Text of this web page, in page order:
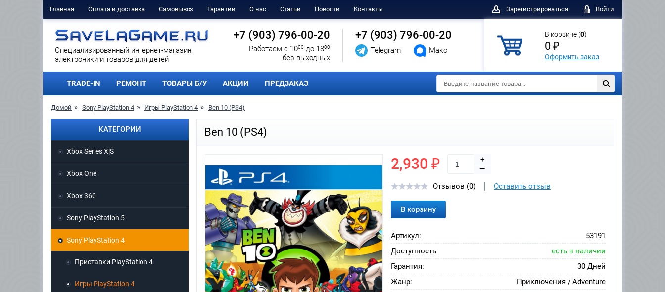
Главная Оплата и доставка Самовывоз Гарантии О нас Статьи Новости Контакты Зарегистрироваться Войти
Cпециализированный интернет-магазин
электроники и товаров для детей
+7 (903) 796-00-20
Работаем с 1000 до 1800
без выходных
+7 (903) 796-00-20
Telegram Макс
В корзине (0)
0 ₽
Оформить заказ
TRADE-IN РЕМОНТ ТОВАРЫ Б/У АКЦИИ ПРЕДЗАКАЗ
Домой Sony PlayStation 4 Игры PlayStation 4 Ben 10 (PS4)
Ben 10 (PS4)
2,930 ₽
+
—
Отзывов (0)
Оставить отзыв
В корзину
Артикул:
53191
Доступность
есть в наличии
Гарантия:
30 Дней
Жанр:
Приключения / Adventure
КАТЕГОРИИ
Xbox Series X|S
Xbox One
Xbox 360
Sony PlayStation 5
Sony PlayStation 4
Приставки PlayStation 4
Игры PlayStation 4